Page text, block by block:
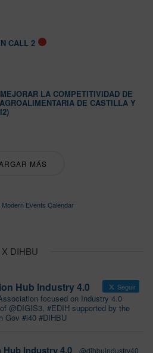
CALL 2
LA COMPETITIVIDAD DE
DE CASTILLA Y
MÁS
Modern Events Calendar
X DIHBU
Hub Industry 4.0 Seguir
focused on Industry 4.0
@DIGIS3, #EDIH supported by the
Gov #i40 #DIHBU
Industry 4.0
@dihbuindustry40